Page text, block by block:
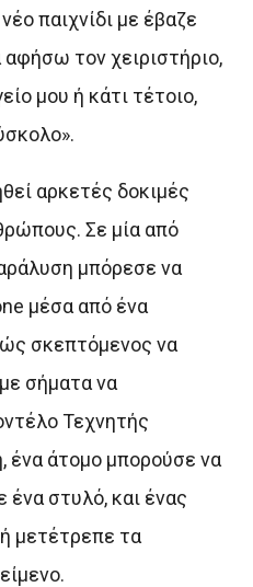
παιχνίδι με έβαζε
τον χειριστήριο,
μου ή κάτι τέτοιο,
αρκετές δοκιμές
Σε μία από
μπόρεσε να
μέσα από ένα
σκεπτόμενος να
σήματα να
Τεχνητής
ένα άτομο μπορούσε να
ένα στυλό, και ένας
μετέτρεπε τα